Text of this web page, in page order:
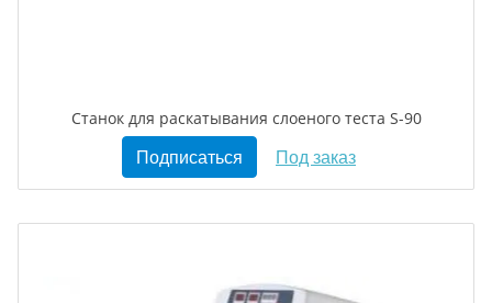
Станок для раскатывания слоеного теста S-90
Подписаться Под заказ